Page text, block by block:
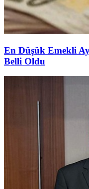
En Düşük Emekli
Belli Oldu